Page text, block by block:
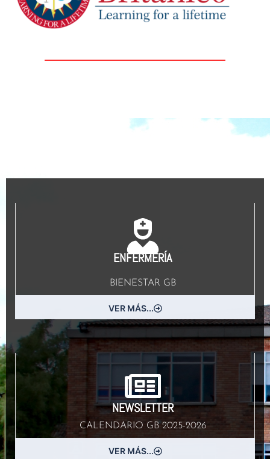
ENFERMERÍA
BIENESTAR GB
VER MÁS...
NEWSLETTER
CALENDARIO GB 2025-2026
VER MÁS...